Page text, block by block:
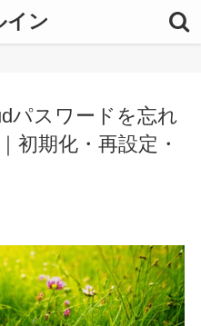
イン
パスワードを忘れ
初期化・再設定・